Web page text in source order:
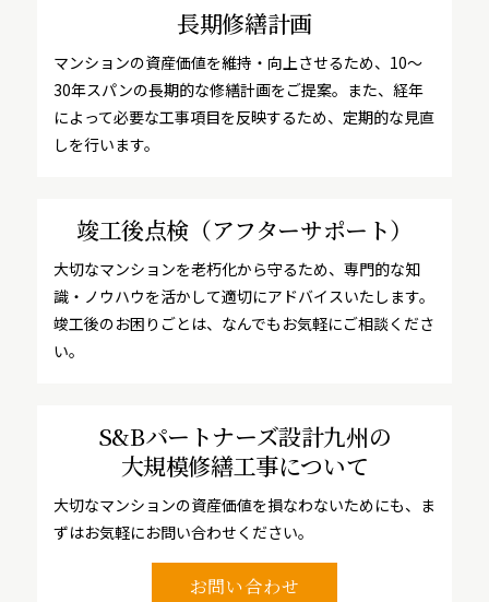
長期修繕計画
マンションの資産価値を維持・向上させるため、10～
30年スパンの長期的な修繕計画をご提案。また、経年
によって必要な工事項目を反映するため、定期的な見直
しを行います。
竣工後点検 （アフターサポート）
大切なマンションを老朽化から守るため、専門的な知
識・ノウハウを活かして適切にアドバイスいたします。
竣工後のお困りごとは、なんでもお気軽にご相談くださ
い。
S&Bパートナーズ設計九州の
大規模修繕工事について
大切なマンションの資産価値を損なわないためにも、ま
ずはお気軽にお問い合わせください。
お問い合わせ